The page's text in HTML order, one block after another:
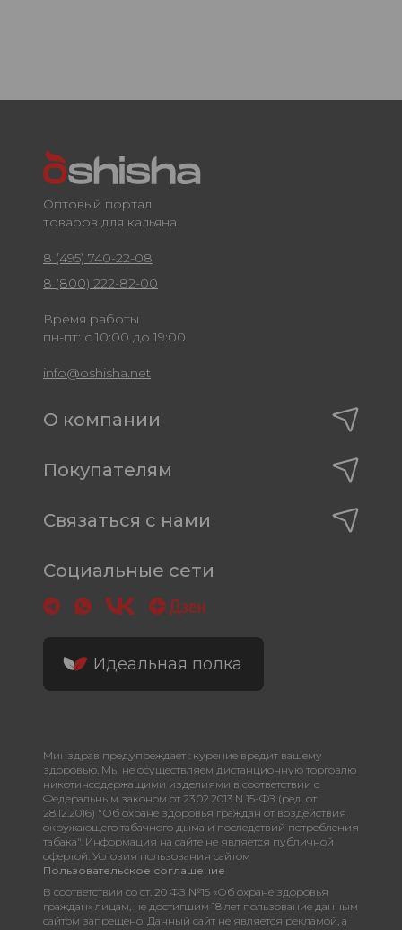
Оптовый портал
товаров для кальяна
8 (495) 740-22-08
8 (800) 222-82-00
Время работы
пн-пт: с 10:00 до 19:00
info@oshisha.net
О компании
Покупателям
Связаться с нами
Социальные сети
Идеальная полка
Минздрав предупреждает : курение вредит вашему
здоровью. Мы не осуществляем дистанционную торговлю
никотинсодержащими изделиями в соответствии с
Федеральным законом от 23.02.2013 N 15-ФЗ (ред. от
28.12.2016) "Об охране здоровья граждан от воздействия
окружающего табачного дыма и последствий потребления
табака". Информация на сайте не является публичной
офертой. Условия пользования сайтом
Пользовательское соглашение
В соответствии со ст. 20 ФЗ №15 «Об охране здоровья
граждан» лицам, не достигшим 18 лет пользование данным
сайтом запрещено. Данный сайт не является рекламой, а